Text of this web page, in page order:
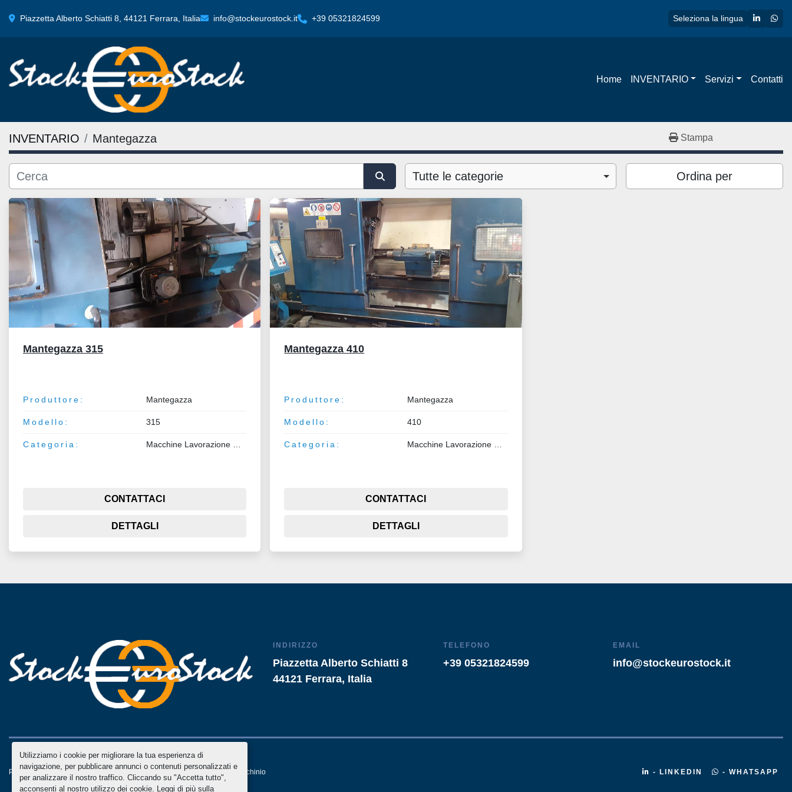
Utilizziamo i cookie per migliorare la tua esperienza di
navigazione, per pubblicare annunci o contenuti personalizzati e
per analizzare il nostro traffico. Cliccando su "Accetta tutto",
acconsenti al nostro utilizzo dei cookie. Leggi di più sulla
Piazzetta Alberto Schiatti 8, 44121 Ferrara, Italia info@stockeurostock.it +39 05321824599 Seleziona la lingua linkedin
Home INVENTARIO Servizi Contatti
INVENTARIO Mantegazza Stampa
Tutte le categorie Ordina per
Mantegazza 315
Produttore: Mantegazza
Modello: 315
Categoria:
CONTATTACI
DETTAGLI
Mantegazza 410
Produttore: Mantegazza
Modello: 410
Categoria:
CONTATTACI
DETTAGLI
INDIRIZZO
Piazzetta Alberto Schiatti 8
44121 Ferrara, Italia
TELEFONO
+39 05321824599
EMAIL
info@stockeurostock.it
Personalizza le preferenze sui Cookies Machinio Systemsito web diMachinio - LINKEDIN - WHATSAPP